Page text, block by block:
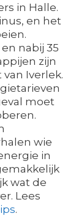
in Halle.
en het
nabij 35
zijn
Iverlek.
moet
wie
in
wat de
Lees
.